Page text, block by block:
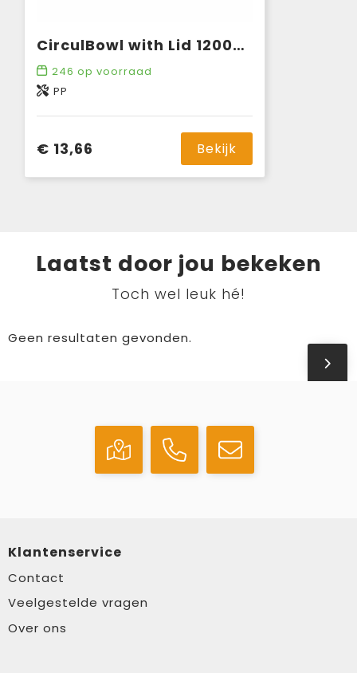
CirculBowl with Lid 1200ml
246 op voorraad
PP
€ 13,66 Bekijk
Laatst door jou bekeken
Toch wel leuk hé!
Geen resultaten gevonden.
Klantenservice
Contact
Veelgestelde vragen
Over ons